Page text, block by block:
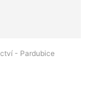
- Pardubice